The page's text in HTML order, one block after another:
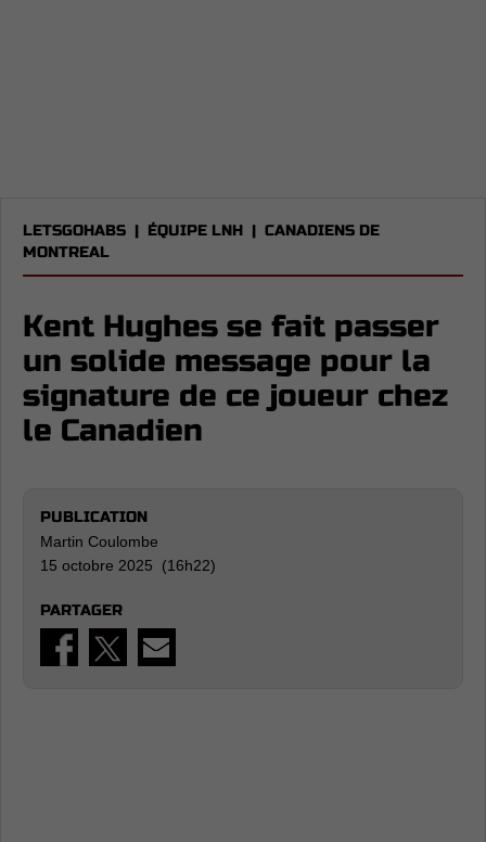
LETSGOHABS | ÉQUIPE LNH | CANADIENS DE
MONTREAL
Kent Hughes se fait passer
un solide message pour la
signature de ce joueur chez
le Canadien
PUBLICATION
Martin Coulombe
15 octobre 2025 (16h22)
PARTAGER